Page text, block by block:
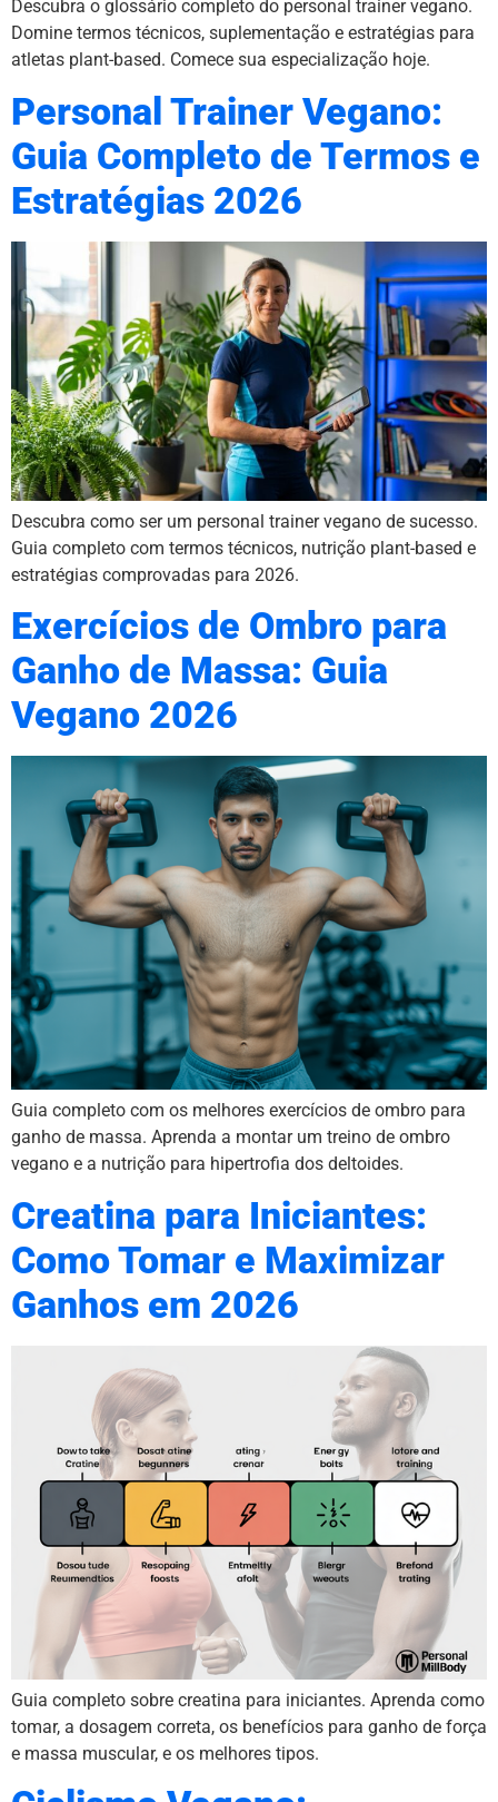
Descubra o glossário completo do personal trainer vegano.
Domine termos técnicos, suplementação e estratégias para
atletas plant-based. Comece sua especialização hoje.
Personal Trainer Vegano:
Guia Completo de Termos e
Estratégias 2026
Descubra como ser um personal trainer vegano de sucesso.
Guia completo com termos técnicos, nutrição plant-based e
estratégias comprovadas para 2026.
Exercícios de Ombro para
Ganho de Massa: Guia
Vegano 2026
Guia completo com os melhores exercícios de ombro para
ganho de massa. Aprenda a montar um treino de ombro
vegano e a nutrição para hipertrofia dos deltoides.
Creatina para Iniciantes:
Como Tomar e Maximizar
Ganhos em 2026
Guia completo sobre creatina para iniciantes. Aprenda como
tomar, a dosagem correta, os benefícios para ganho de força
e massa muscular, e os melhores tipos.